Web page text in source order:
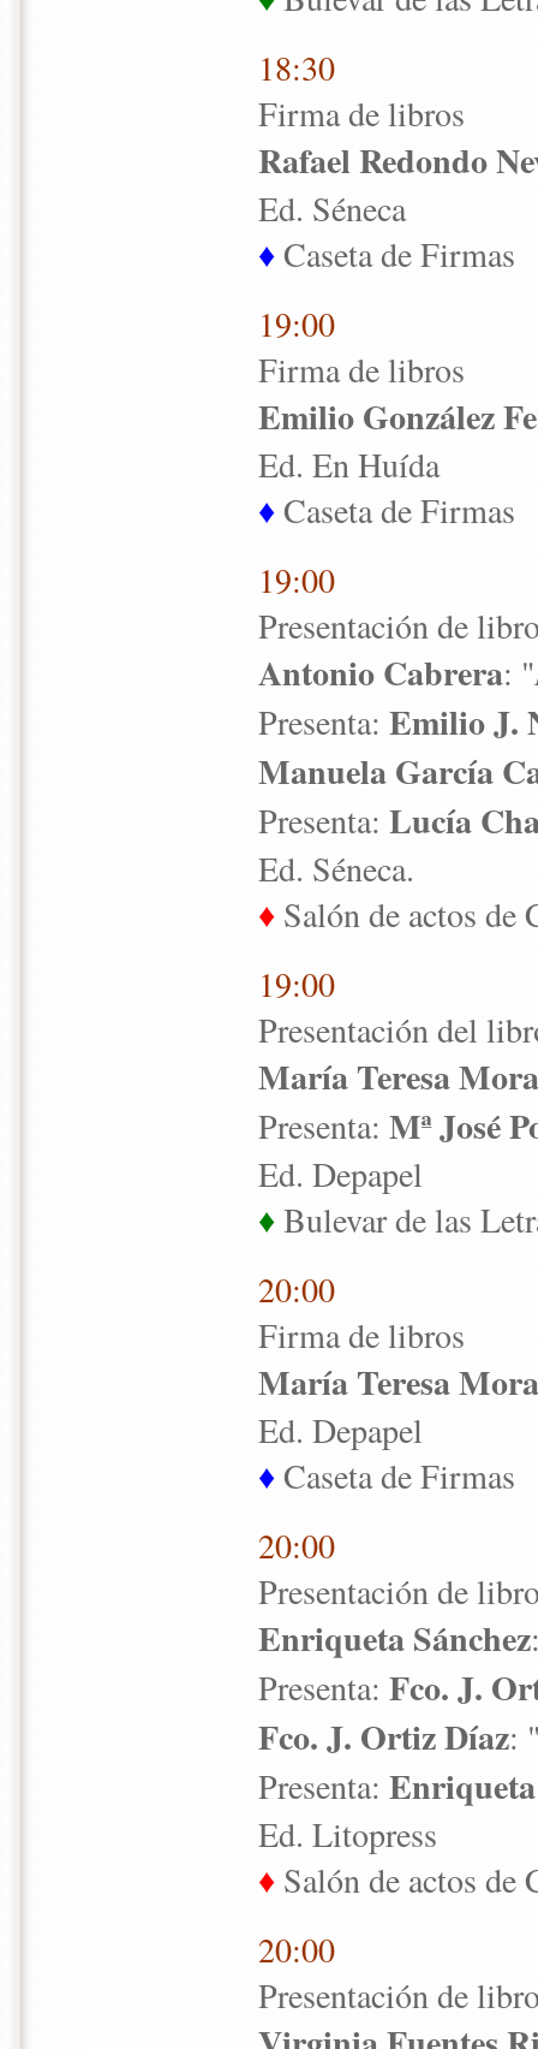
18:30
Firma de libros
Rafael Redondo
Ed. Séneca
♦Caseta de Firmas
19:00
Firma de libros
Emilio González
Ed. En Huída
♦Caseta de Firmas
19:00
Presentación de
Antonio Cabrera: "
Presenta: Emilio J.
Manuela García
Presenta: Lucía
Ed. Séneca.
♦ Salón de actos de
19:00
Presentación del
María Teresa
Presenta: Mª José
Ed. Depapel
♦Bulevar de las
20:00
Firma de libros
María Teresa
Ed. Depapel
♦Caseta de Firmas
20:00
Presentación de
Enriqueta Sánchez
Presenta: Fco. J.
Fco. J. Ortiz Díaz:
Presenta:
Ed. Litopress
♦ Salón de actos de
20:00
Presentación de